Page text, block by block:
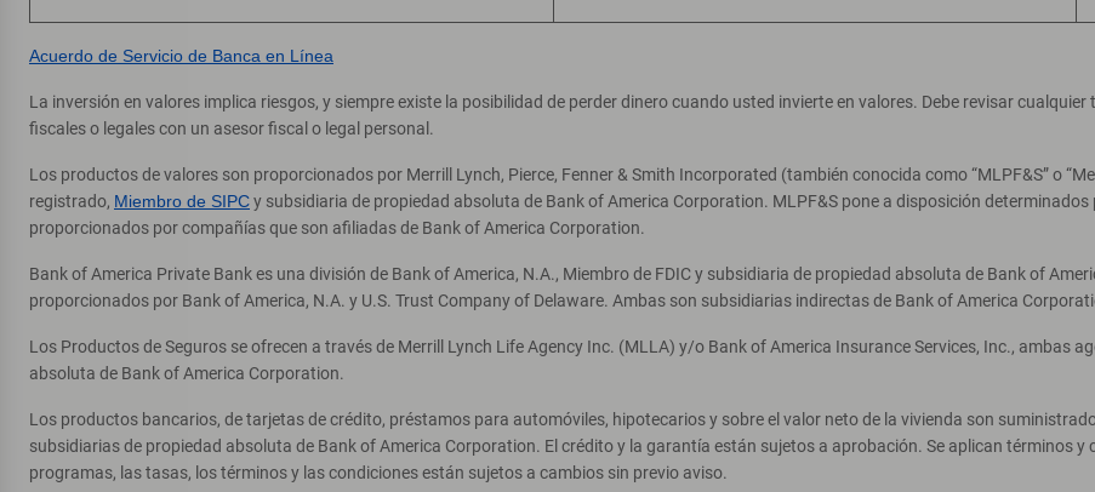
Acuerdo de Servicio de Banca en Línea
La inversión en valores implica riesgos, y siempre existe la posibilidad de perder dinero cuando usted invierte en valores. Debe revisar
fiscales o legales con un asesor fiscal o legal personal.
Los productos de valores son proporcionados por Merrill Lynch, Pierce, Fenner & Smith Incorporated (también conocida como “MLPF&S” o
registrado, Miembro de SIPCy subsidiaria de propiedad absoluta de Bank of America Corporation. MLPF&S pone a disposición
proporcionados por compañías que son afiliadas de Bank of America Corporation.
Bank of America Private Bank es una división de Bank of America, N.A., Miembro de FDIC y subsidiaria de propiedad absoluta de Bank of
proporcionados por Bank of America, N.A. y U.S. Trust Company of Delaware. Ambas son subsidiarias indirectas de Bank of America
Los Productos de Seguros se ofrecen a través de Merrill Lynch Life Agency Inc. (MLLA) y/o Bank of America Insurance Services, Inc., ambas
absoluta de Bank of America Corporation.
Los productos bancarios, de tarjetas de crédito, préstamos para automóviles, hipotecarios y sobre el valor neto de la vivienda son
subsidiarias de propiedad absoluta de Bank of America Corporation. El crédito y la garantía están sujetos a aprobación. Se aplican términos
programas, las tasas, los términos y las condiciones están sujetos a cambios sin previo aviso.